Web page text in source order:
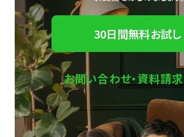
30日間無料お試し
お問い合わせ・資料請求